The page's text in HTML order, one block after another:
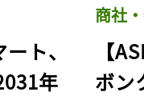
ト、
年
商社
【
ボン